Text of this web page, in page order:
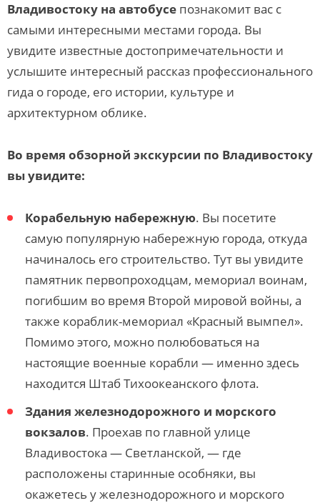
Владивостоку на автобусе познакомит вас с
самыми интересными местами города. Вы
увидите известные достопримечательности и
услышите интересный рассказ профессионального
гида о городе, его истории, культуре и
архитектурном облике.
Во время обзорной экскурсии по Владивостоку
вы увидите:
Корабельную набережную. Вы посетите
самую популярную набережную города, откуда
начиналось его строительство. Тут вы увидите
памятник первопроходцам, мемориал воинам,
погибшим во время Второй мировой войны, а
также кораблик-мемориал «Красный вымпел».
Помимо этого, можно полюбоваться на
настоящие военные корабли — именно здесь
находится Штаб Тихоокеанского флота.
Здания железнодорожного и морского
вокзалов. Проехав по главной улице
Владивостока — Светланской, — где
расположены старинные особняки, вы
окажетесь у железнодорожного и морского